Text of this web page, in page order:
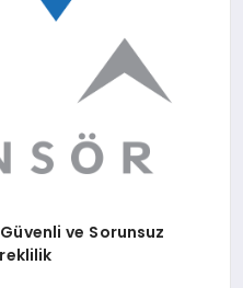
ve Sorunsuz